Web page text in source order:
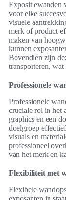
Expositiewanden
voor elke
visuele
merk of product
maken van
kunnen
Bovendien zijn
transporteren,
Professionele
Professionele
cruciale rol in het
graphics en een
doelgroep
visuals en
professioneel
van het merk en
Flexibiliteit met
Flexibele